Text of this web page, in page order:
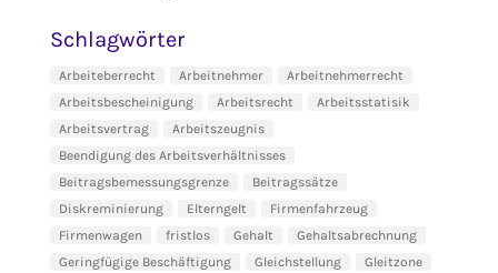
Schlagwörter
Arbeiteberrecht Arbeitnehmer
Arbeitnehmerrecht
Arbeitsbescheinigung
Arbeitsrecht
Arbeitsstatisik
Arbeitsvertrag
Arbeitszeugnis
Beendigung des Arbeitsverhältnisses
Beitragsbemessungsgrenze
Beitragssätze
Diskreminierung
Elterngelt
Firmenfahrzeug
Firmenwagen
fristlos Gehalt
Gehaltsabrechnung
Geringfügige Beschäftigung
Gleichstellung
Gleitzone